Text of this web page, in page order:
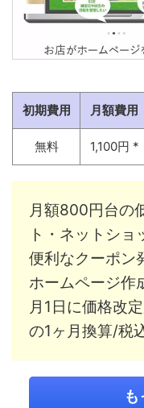
初期費用 月額費用
無料 1,100円 *
月額800円台の
ト・ネットシ
便利なクーポン
ホームページ作
月1日に価格改
の1ヶ月換算/税込